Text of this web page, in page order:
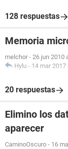
128 respuestas
Memoria
melchor - 26 jun 2010
Hylu - 14 mar 2017
20 respuestas
Elimino los
aparecer
CaminoOscuro - 16